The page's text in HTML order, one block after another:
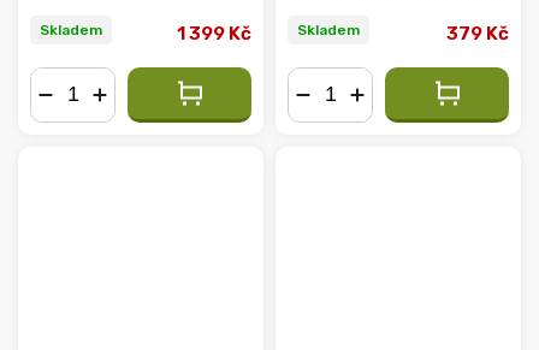
Skladem 1 399 Kč
Lenses
Skladem 379 Kč